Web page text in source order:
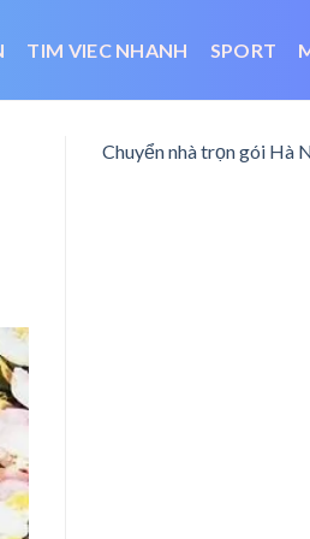
TIM VIEC NHANH SPORT
Chuyển nhà trọn gói Hà